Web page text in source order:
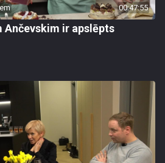
00:47:55
Ančevskim ir apslēpts